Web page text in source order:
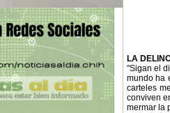
LA
"Sigan el
mundo ha
carteles
conviven
mermar la